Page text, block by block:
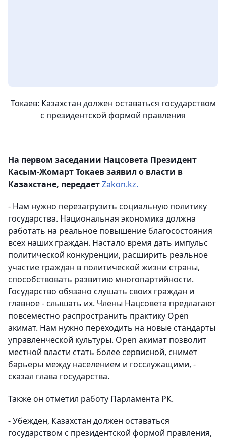
Токаев: Казахстан должен оставаться государством
с президентской формой правления
На первом заседании Нацсовета Президент
Касым-Жомарт Токаев заявил о власти в
Казахстане, передаетZakon.kz.
- Нам нужно перезагрузить социальную политику
государства. Национальная экономика должна
работать на реальное повышение благосостояния
всех наших граждан. Настало время дать импульс
политической конкуренции, расширить реальное
участие граждан в политической жизни страны,
способствовать развитию многопартийности.
Государство обязано слушать своих граждан и
главное - слышать их. Члены Нацсовета предлагают
повсеместно распространить практику Open
акимат. Нам нужно переходить на новые стандарты
управленческой культуры. Open акимат позволит
местной власти стать более сервисной, снимет
барьеры между населением и госслужащими, -
сказал глава государства.
Также он отметил работу Парламента РК.
- Убежден, Казахстан должен оставаться
государством с президентской формой правления,